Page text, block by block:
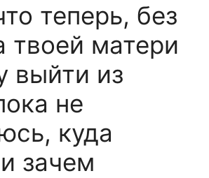
теперь, без
твоей матери
выйти из
не
куда
зачем